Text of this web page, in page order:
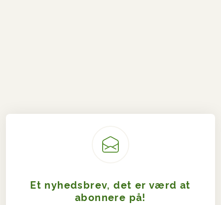
Et nyhedsbrev, det er værd at
abonnere på!